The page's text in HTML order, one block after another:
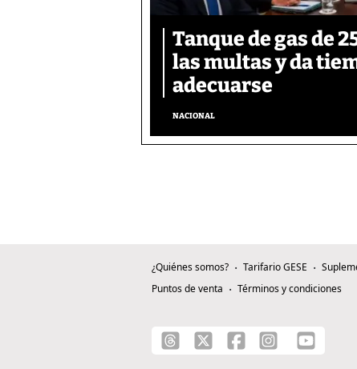
Tanque de gas de
las multas y da
adecuarse
NACIONAL
¿Quiénes somos? Tarifario GESE
Puntos de venta
Términos y condiciones